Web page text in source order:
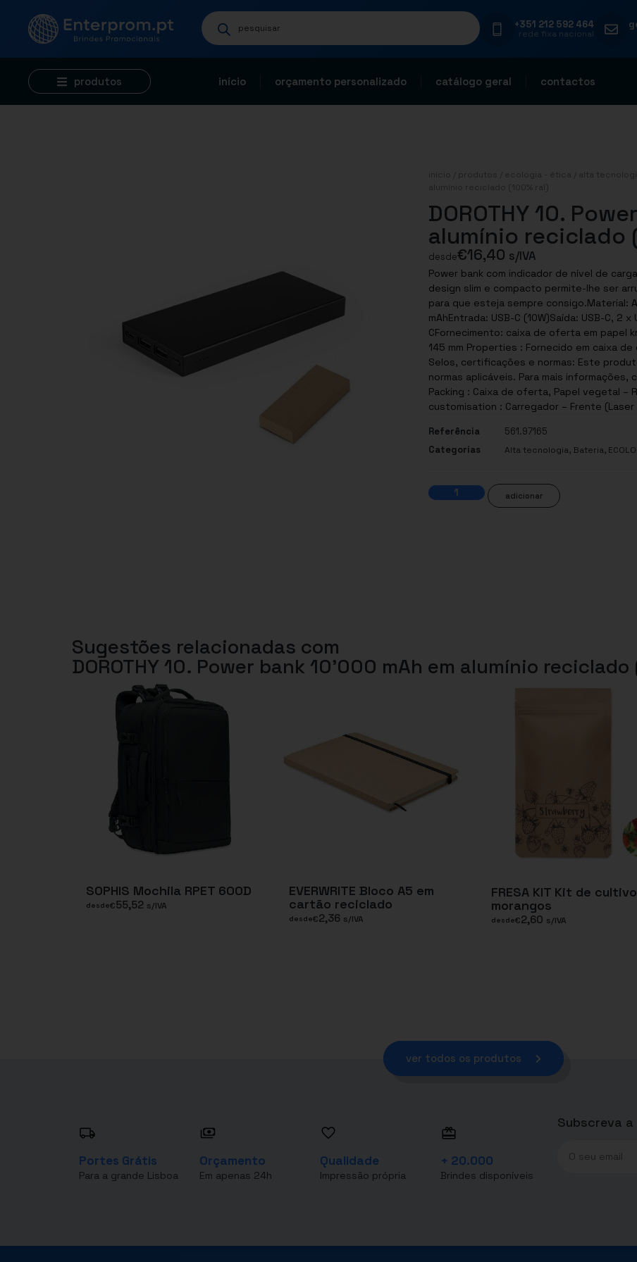
+351 212 592 464
rede fixa nacional
produtos início orçamento personalizado catálogo geral contactos
início produtos ecologia - ética alta
alumínio reciclado (100% ral)
DOROTHY 10.
alumínio reciclado
desde€16,40 s/IVA
Power bank com indicador de nível de
design slim e compacto permite-lhe ser
para que esteja sempre consigo.Material:
mAhEntrada: USB-C (10W)Saída: USB-C, 2
CFornecimento: caixa de oferta em papel
145 mm Properties : Fornecido em caixa
Selos, certificações e normas: Este
normas aplicáveis. Para mais
Packing : Caixa de oferta, Papel vegetal –
customisation : Carregador – Frente (Laser
Referência
561.97165
Categorias
Alta tecnologia, Bateria,
adicionar
Sugestões relacionadas com
DOROTHY 10. Power bank 10’000 mAh em alumínio
SOPHIS Mochila RPET 600D
desde€55,52 s/IVA
EVERWRITE Bloco A5 em
cartão reciclado
desde€2,36 s/IVA
FRESA KIT Kit de cultivo
morangos
desde€2,60 s/IVA
ver todos os produtos
Portes Grátis
Para a grande Lisboa
Orçamento
Em apenas 24h
Qualidade
Impressão própria
+ 20.000
Brindes disponíveis
Subscreva